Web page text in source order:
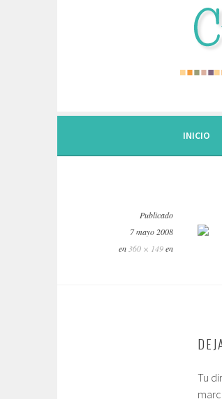
INICIO
Publicado
7 mayo 2008
en 360 × 149en
Tu